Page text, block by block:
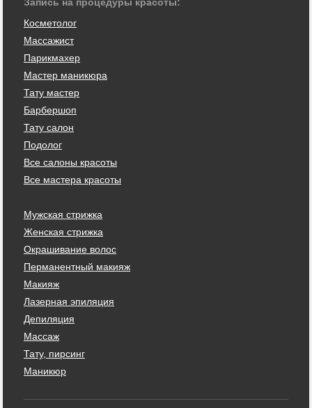
Косметолог
Массажист
Парикмахер
Мастер маникюра
Тату мастер
Барбершоп
Тату салон
Подолог
Все салоны красоты
Все мастера красоты
Мужская стрижка
Женская стрижка
Окрашивание волос
Перманентный макияж
Макияж
Лазерная эпиляция
Депиляция
Массаж
Тату, пирсинг
Маникюр